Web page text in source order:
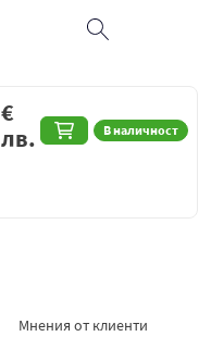
В наличност
€
лв.
Мнения от клиенти